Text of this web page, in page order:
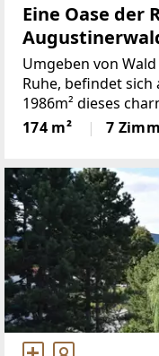
Eine Oase der
möglich
Umgeben von
Ruhe, befindet
1986m² dieses
einfühlsam
genügend Platz
174 m² 7